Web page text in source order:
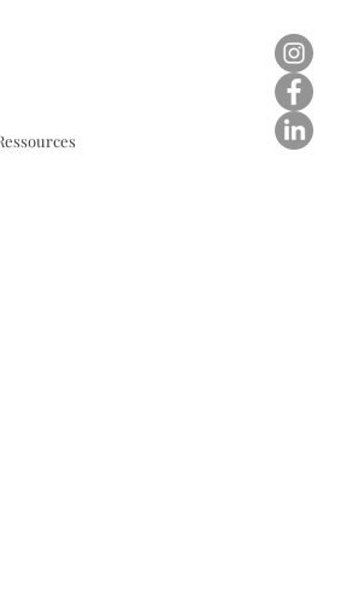
My Groups